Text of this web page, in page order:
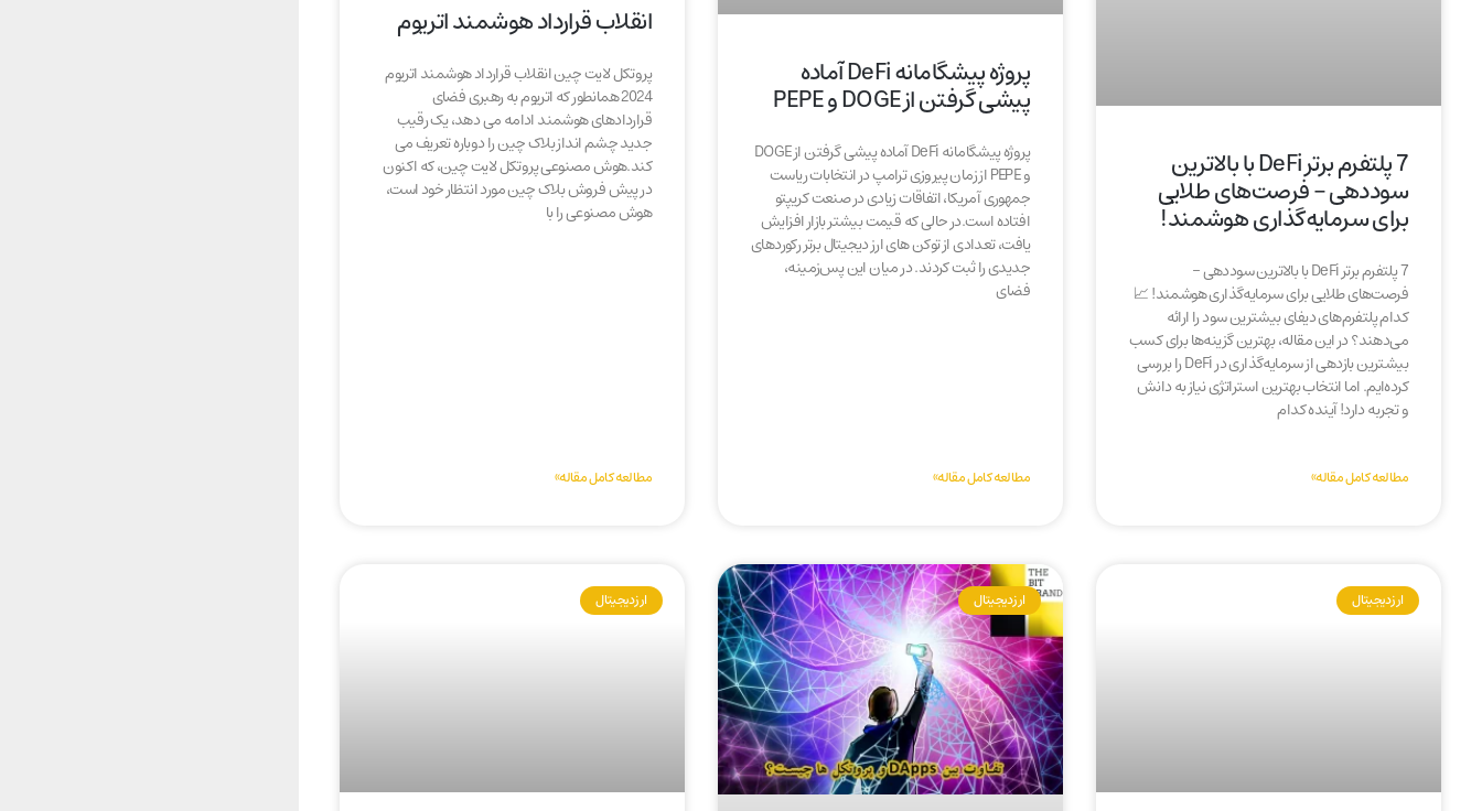
7 پلتفرم برتر DeFi با بالاترین
سوددهی – فرصت‌های طلایی
برای سرمایه‌گذاری هوشمند!
7 پلتفرم برتر DeFi با بالاترین سوددهی –
فرصت‌های طلایی برای سرمایه‌گذاری هوشمند! 📈
کدام پلتفرم‌های دیفای بیشترین سود را ارائه
می‌دهند؟ در این مقاله، بهترین گزینه‌ها برای کسب
بیشترین بازدهی از سرمایه‌گذاری در DeFi را بررسی
کرده‌ایم. اما انتخاب بهترین استراتژی نیاز به دانش
و تجربه دارد! آینده کدام
مطالعه کامل مقاله»
پروژه پیشگامانه DeFi آماده
پیشی گرفتن از DOGE و PEPE
پروژه پیشگامانه DeFi آماده پیشی گرفتن از DOGE
و PEPE از زمان پیروزی ترامپ در انتخابات ریاست
جمهوری آمریکا، اتفاقات زیادی در صنعت کریپتو
افتاده است.در حالی که قیمت بیشتر بازار افزایش
یافت، تعدادی از توکن های ارز دیجیتال برتر رکوردهای
جدیدی را ثبت کردند. در میان این پس‌زمینه،
فضای
مطالعه کامل مقاله»
انقلاب قرارداد هوشمند اتریوم
پروتکل لایت چین انقلاب قرارداد هوشمند اتریوم
2024 همانطور که اتریوم به رهبری فضای
قراردادهای هوشمند ادامه می دهد، یک رقیب
جدید چشم انداز بلاک چین را دوباره تعریف می
کند.هوش مصنوعی پروتکل لایت چین، که اکنون
در پیش فروش بلاک چین مورد انتظار خود است،
هوش مصنوعی را با
مطالعه کامل مقاله»
ارز دیجیتال ارز دیجیتال ارز دیجیتال